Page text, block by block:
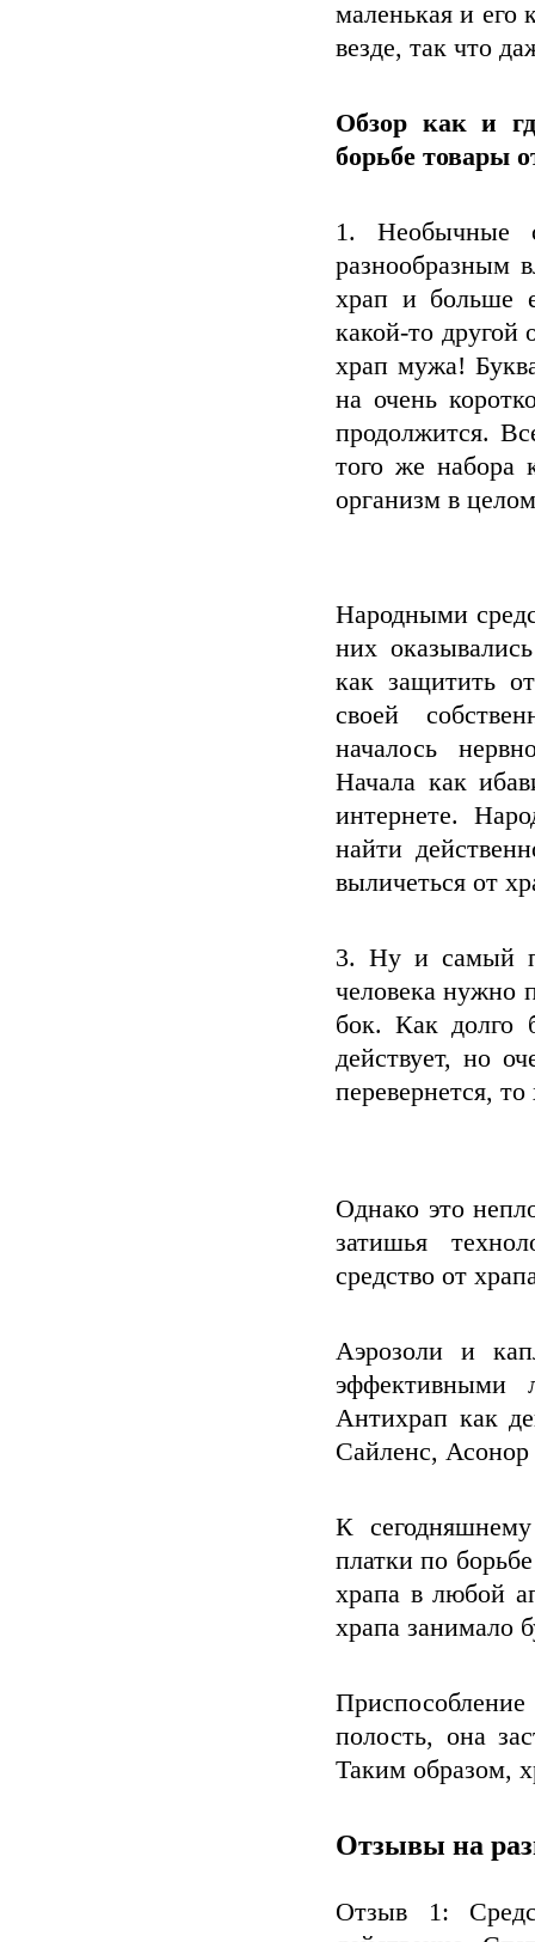
маленькая и его
везде, так что
Обзор как и
борьбе товары
1. Необычные
разнообразным
храп и больше
какой-то другой
храп мужа!
на очень
продолжится.
того же набора
организм в
Народными
них
как защитить
своей
началось
Начала как
интернете.
найти
выличеться от
3. Ну и самый
человека нужно
бок. Как долго
действует, но
перевернется,
Однако это
затишья
средство от
Аэрозоли и
эффективными
Антихрап как
Сайленс, Асонор
К
платки по
храпа в любой
храпа занимало
полость, она
Таким образом,
Отзывы на
Отзыв 1: